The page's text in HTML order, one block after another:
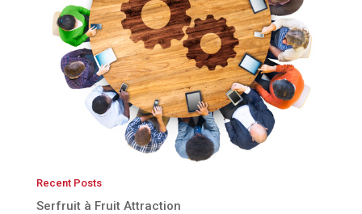
Recent Posts
Serfruit à Fruit Attraction